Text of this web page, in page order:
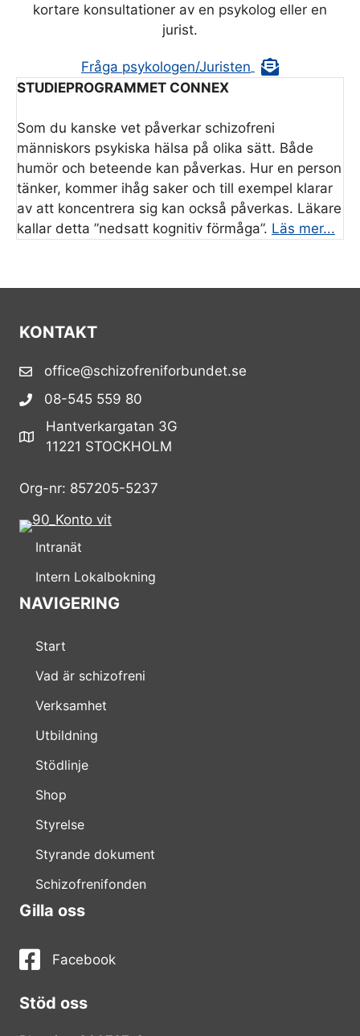
kortare konsultationer av en psykolog eller en
jurist.
Fråga psykologen/Juristen
STUDIEPROGRAMMET CONNEX
Som du kanske vet påverkar schizofreni
människors psykiska hälsa på olika sätt. Både
humör och beteende kan påverkas. Hur en person
tänker, kommer ihåg saker och till exempel klarar
av att koncentrera sig kan också påverkas. Läkare
kallar detta ”nedsatt kognitiv förmåga”. Läs mer...
KONTAKT
office@schizofreniforbundet.se
08-545 559 80
Hantverkargatan 3G
11221 STOCKHOLM
Org-nr: 857205-5237
Intranät
Intern Lokalbokning
NAVIGERING
Start
Vad är schizofreni
Verksamhet
Utbildning
Stödlinje
Shop
Styrelse
Styrande dokument
Schizofrenifonden
Gilla oss
Facebook
Stöd oss